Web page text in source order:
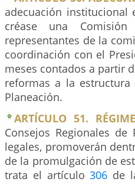
adecuación institucional
créase una
representantes de la
coordinación con el
meses contados a partir
reformas a la
Planeación.
ARTÍCULO 51.
Consejos Regionales
legales, promoverán
de la promulgación de
trata el artículo306 de